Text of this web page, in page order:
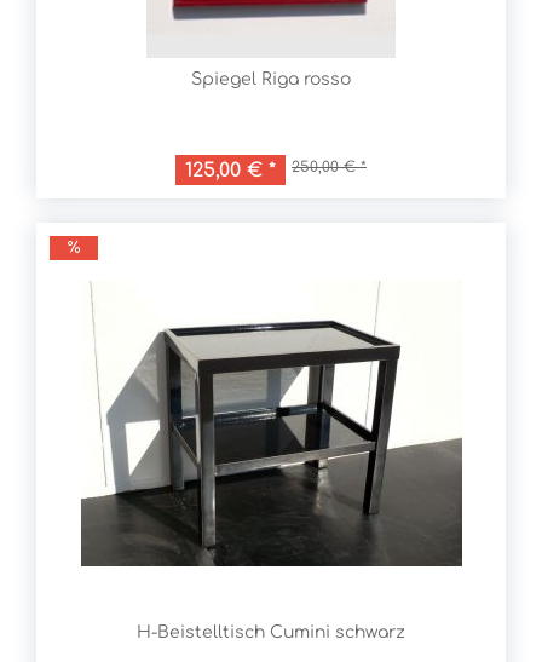
Spiegel Riga rosso
250,00 € *
125,00 € *
H-Beistelltisch Cumini schwarz